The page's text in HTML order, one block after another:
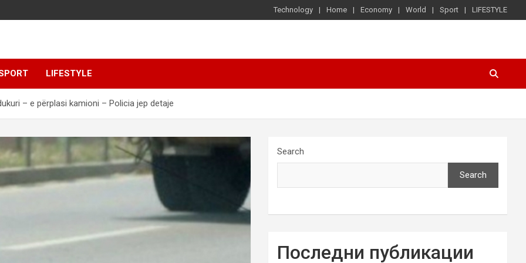
Technology Home Economy World Sport LIFESTYLE
LIFESTYLE
– e përplasi kamioni – Policia jep detaje
Search
Search
Последни публикации